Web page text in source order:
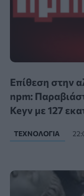
Επίθεση στην
npm:
Keyv με 127
ΤΕΧΝΟΛΟΓΊΑ